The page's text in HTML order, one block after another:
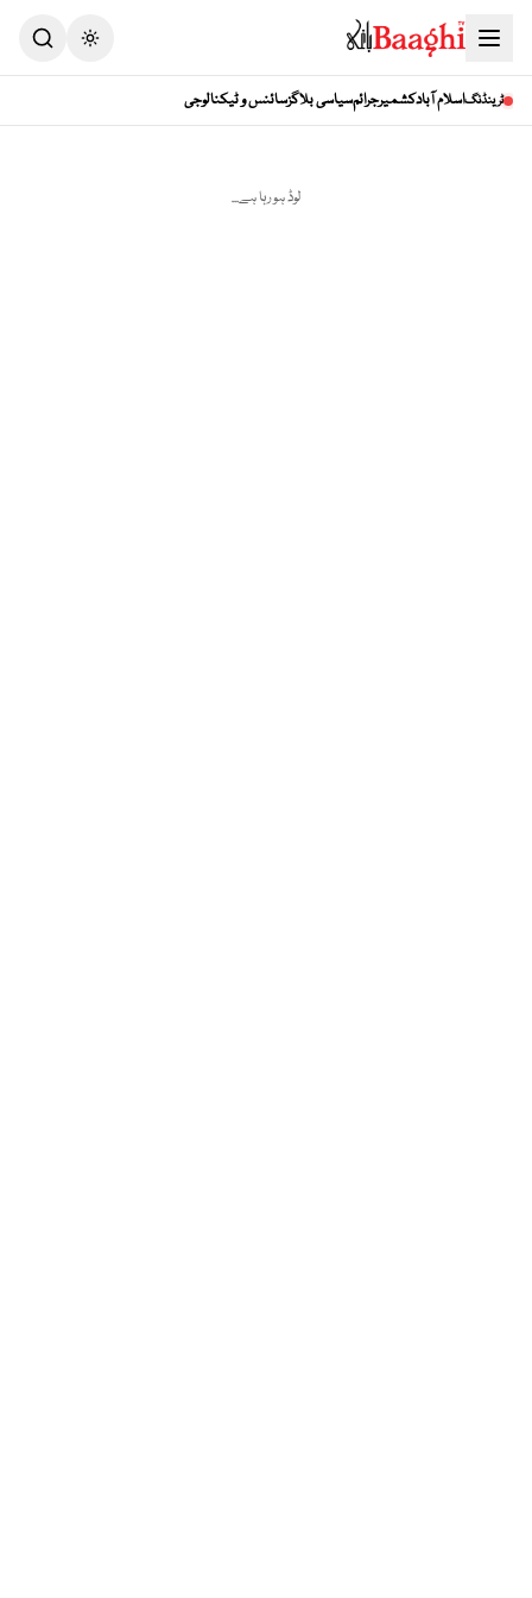
Toggle theme
ٹرینڈنگاسلام آبادکشمیرجرائمسیاسی بلاگزسائنس و ٹیکنالوجی
لوڈ ہو رہا ہے...